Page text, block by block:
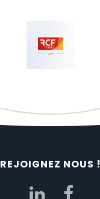
REJOIGNEZ NOUS !